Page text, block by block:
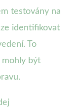
testovány na
identifikovat
To
mohly být